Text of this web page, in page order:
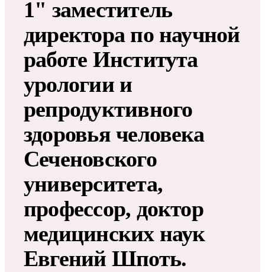
1" заместитель
директора по научной
работе Института
урологии и
репродуктивного
здоровья человека
Сеченовского
университета,
профессор, доктор
медицинских наук
Евгений Шпоть.